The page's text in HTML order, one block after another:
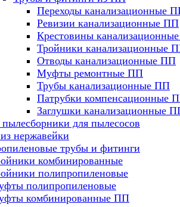
Переходы канализационные
Ревизии канализационные ПП
Крестовины
Тройники канализационные
Отводы канализационные ПП
Муфты ремонтные ПП
Трубы канализационные ПП
Патрубки компенсационные
Заглушки канализационные
для пылесосов
нержавейки
трубы и фитинги
комбинированные
полипропиленовые
полипропиленовые
комбинированные ПП